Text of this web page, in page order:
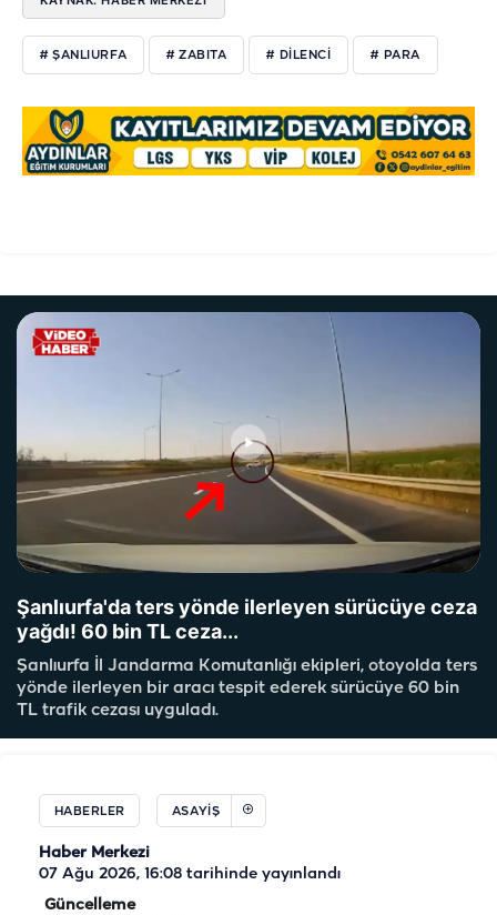
# ŞANLIURFA # ZABITA # DİLENCİ # PARA
Şanlıurfa'da ters yönde ilerleyen sürücüye ceza
yağdı! 60 bin TL ceza...
Şanlıurfa İl Jandarma Komutanlığı ekipleri, otoyolda ters
yönde ilerleyen bir aracı tespit ederek sürücüye 60 bin
TL trafik cezası uyguladı.
HABERLER ASAYIŞ
Haber Merkezi
07 Ağu 2026, 16:08 tarihinde yayınlandı
Güncelleme